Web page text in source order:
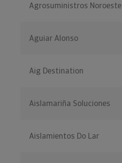
Agrosuministros Noroeste
Aguiar Alonso
Aig Destination
Aislamariña Soluciones
Aislamientos Do Lar